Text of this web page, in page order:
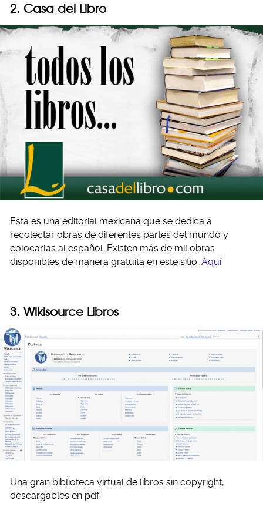
2. Casa del Libro
Esta es una editorial mexicana que se dedica a
recolectar obras de diferentes partes del mundo y
colocarlas al español. Existen más de mil obras
disponibles de manera gratuita en este sitio. Aquí
3. Wikisource Libros
Una gran biblioteca virtual de libros sin copyright,
descargables en pdf.